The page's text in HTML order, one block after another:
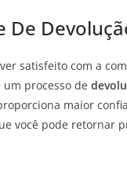
De
satisfeito com a
um processo de
maior
você pode retornar